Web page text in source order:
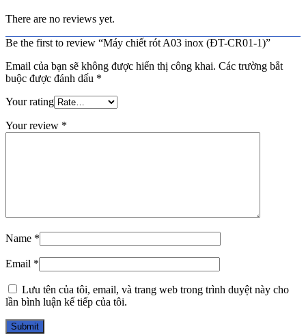
There are no reviews yet.
Be the first to review “Máy chiết rót A03 inox (ĐT-CR01-1)”
Email của bạn sẽ không được hiển thị công khai. Các trường bắt
buộc được đánh dấu *
Your rating
Your review *
Name *
Email *
Lưu tên của tôi, email, và trang web trong trình duyệt này cho
lần bình luận kế tiếp của tôi.